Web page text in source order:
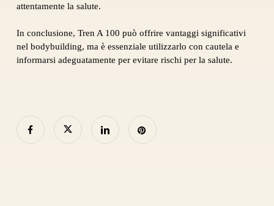
attentamente la salute.
In conclusione, Tren A 100 può offrire vantaggi significativi
nel bodybuilding, ma è essenziale utilizzarlo con cautela e
informarsi adeguatamente per evitare rischi per la salute.